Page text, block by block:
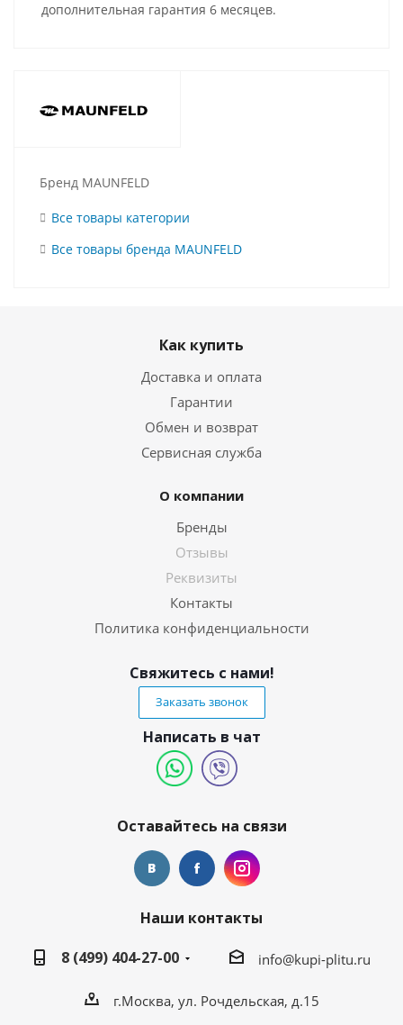
дополнительная гарантия 6 месяцев.
Бренд MAUNFELD
Все товары категории
Все товары бренда MAUNFELD
Как купить
Доставка и оплата
Гарантии
Обмен и возврат
Сервисная служба
О компании
Бренды
Отзывы
Реквизиты
Контакты
Политика конфиденциальности
Свяжитесь с нами!
Заказать звонок
Написать в чат
Оставайтесь на связи
Наши контакты
8 (499) 404-27-00
info@kupi-plitu.ru
г.Москва, ул. Рочдельская, д.15